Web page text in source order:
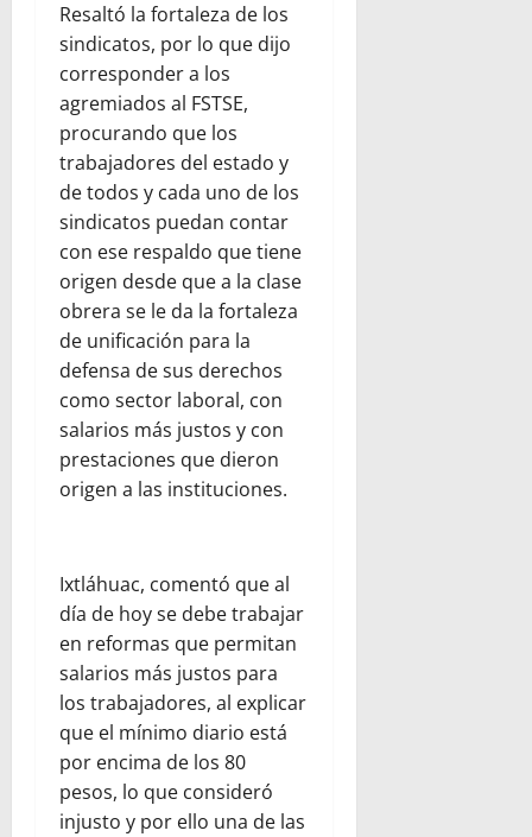
Resaltó la fortaleza de los
sindicatos, por lo que dijo
corresponder a los
agremiados al FSTSE,
procurando que los
trabajadores del estado y
de todos y cada uno de los
sindicatos puedan contar
con ese respaldo que tiene
origen desde que a la clase
obrera se le da la fortaleza
de unificación para la
defensa de sus derechos
como sector laboral, con
salarios más justos y con
prestaciones que dieron
origen a las instituciones.
Ixtláhuac, comentó que al
día de hoy se debe trabajar
en reformas que permitan
salarios más justos para
los trabajadores, al explicar
que el mínimo diario está
por encima de los 80
pesos, lo que consideró
injusto y por ello una de las